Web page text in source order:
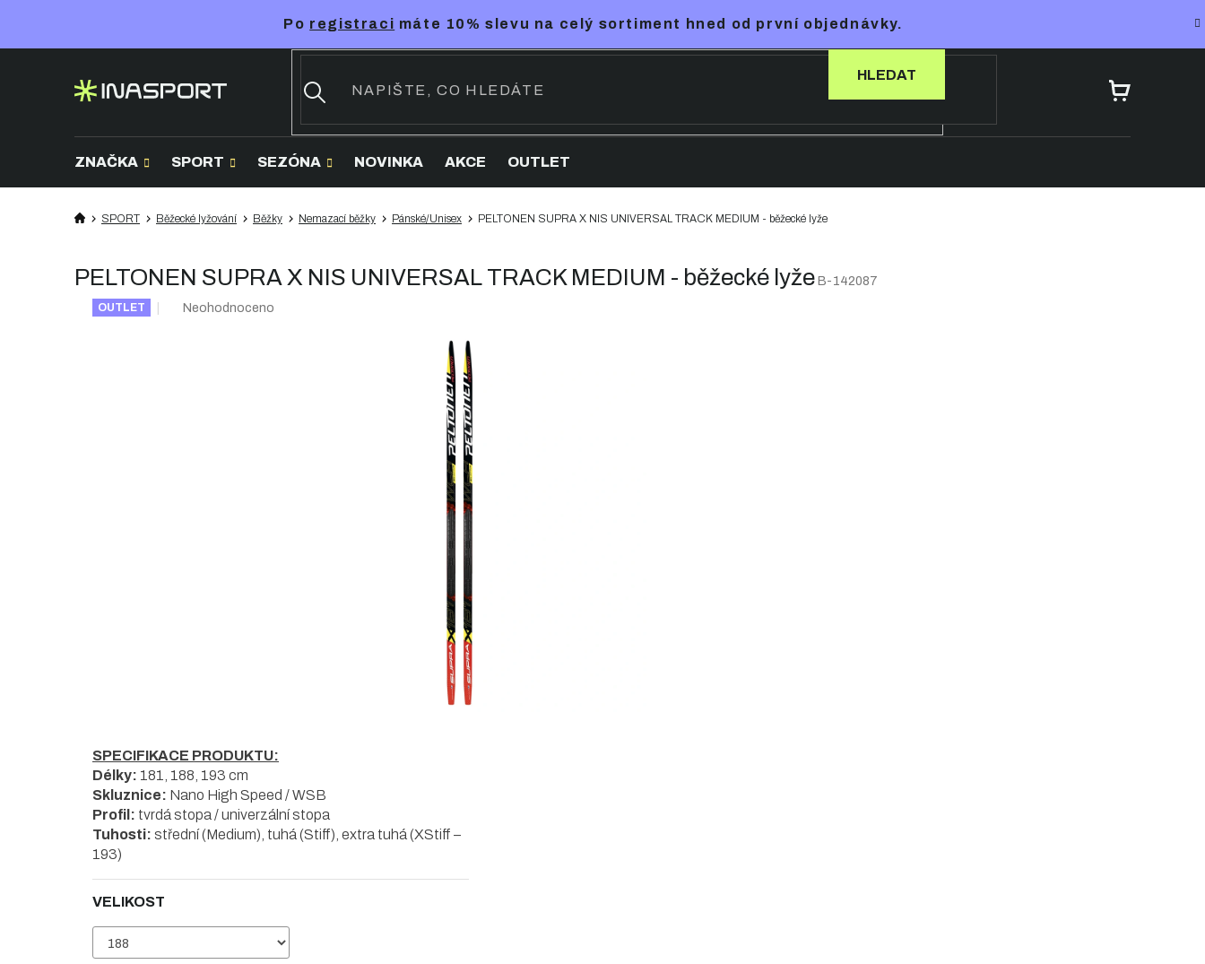
Po registraci máte 10% slevu na celý sortiment hned od první objednávky.
HLEDAT
NÁKUPNÍ
ZNAČKA SPORT SEZÓNA NOVINKA AKCE OUTLET
SPORT Běžecké lyžování Běžky Nemazací běžky Pánské/Unisex PELTONEN SUPRA X NIS UNIVERSAL TRACK MEDIUM - běžecké lyže
PELTONEN SUPRA X NIS UNIVERSAL TRACK MEDIUM - běžecké lyže B-142087
OUTLET
Průměrné
Neohodnoceno
VELIKOST
SPECIFIKACE PRODUKTU:
Délky: 181, 188, 193 cm
Skluznice: Nano High Speed / WSB
Profil: tvrdá stopa / univerzální stopa
Tuhosti: střední (Medium), tuhá (Stiff), extra tuhá (XStiff –
193)